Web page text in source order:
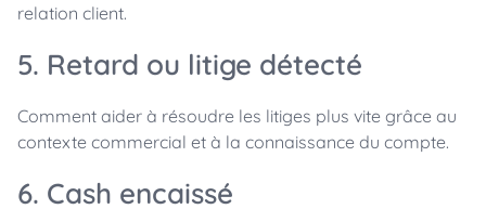
relation client.
5. Retard ou litige détecté
Comment aider à résoudre les litiges plus vite grâce au
contexte commercial et à la connaissance du compte.
6. Cash encaissé